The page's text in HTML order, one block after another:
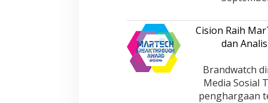
Cision Raih
dan
Brandwatch
Media Sosial
penghargaan